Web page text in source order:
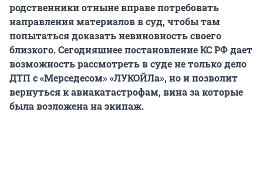
родственники отныне вправе потребовать
направления материалов в суд, чтобы там
попытаться доказать невиновность своего
близкого. Сегодняшнее постановление КС РФ дает
возможность рассмотреть в суде не только дело
ДТП с «Мерседесом» «ЛУКОЙЛа», но и позволит
вернуться к авиакатастрофам, вина за которые
была возложена на экипаж.